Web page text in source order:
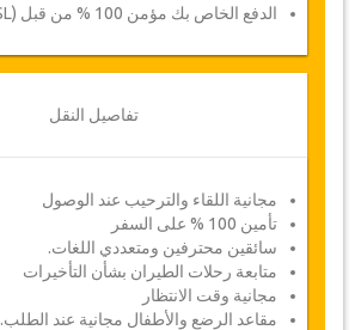
الدفع الخاص بك مؤمن 100 % من قبل (RapidSSL)
تفاصيل النقل
مجانية اللقاء والترحيب عند الوصول
تأمين 100 % على السفر
سائقين محترفين ومتعددي اللغات.
متابعة رحلات الطيران بشأن التأخيرات
مجانية وقت الانتظار
مقاعد الرضع والأطفال مجانية عند الطلب.